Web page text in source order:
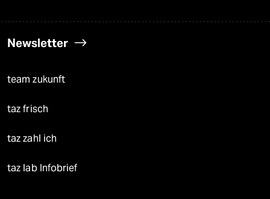
Newsletter
team zukunft
taz frisch
taz zahl ich
taz lab Infobrief